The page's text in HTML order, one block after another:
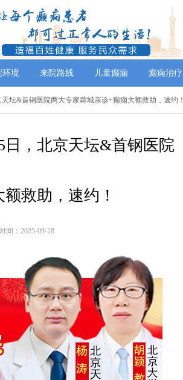
环境 来院路线 儿童癫痫 癫痫治疗
坛&首钢医院两大专家蓉城亲诊+癫痫大额救助，速约！
日，北京天坛&首钢医院
救助，速约！
间：2025-09-28